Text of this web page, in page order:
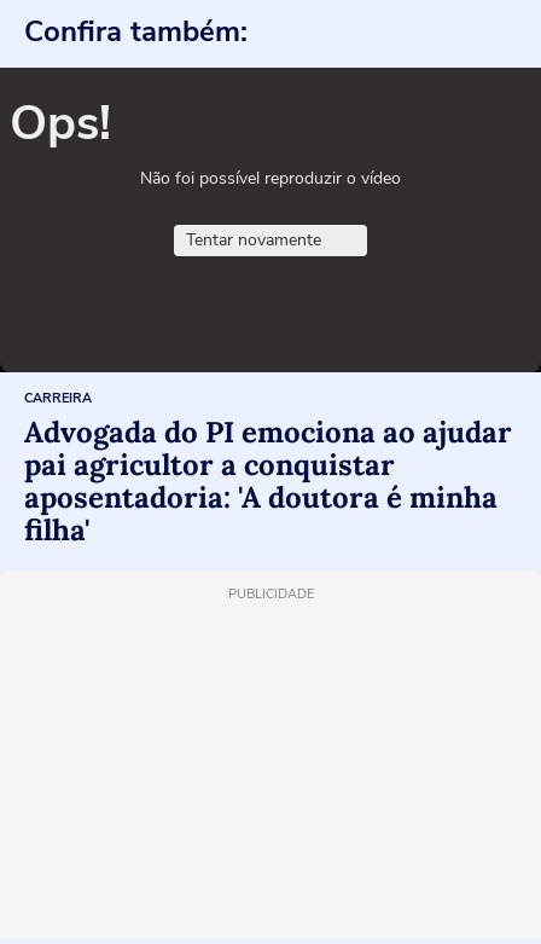
Confira também:
Ops!
Não foi possível reproduzir o vídeo
Tentar novamente
CARREIRA
Advogada do PI emociona ao ajudar
pai agricultor a conquistar
aposentadoria: 'A doutora é minha
filha'
PUBLICIDADE